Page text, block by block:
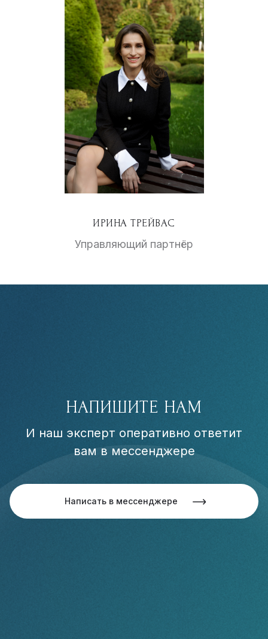
ИРИНА ТРЕЙВАС
Управляющий партнёр
НАПИШИТЕ НАМ
И наш эксперт оперативно ответит
вам в мессенджере
Написать в мессенджере